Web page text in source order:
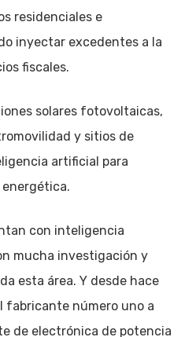
residenciales e
inyectar excedentes a la
fiscales.
solares fotovoltaicas,
y sitios de
artificial para
con inteligencia
mucha investigación y
esta área. Y desde hace
fabricante número uno a
de electrónica de potencia